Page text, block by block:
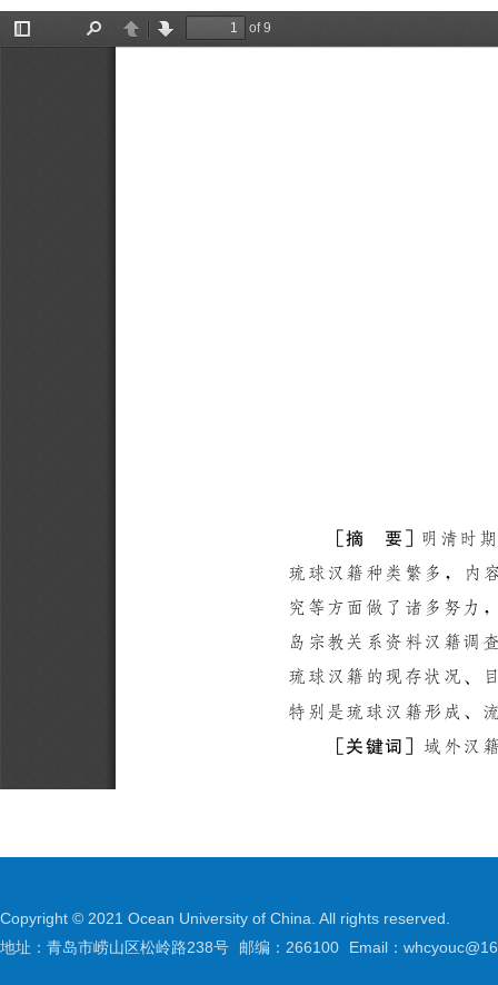
Copyright © 2021 Ocean University of China. All rights reserved.
地址：青岛市崂山区松岭路238号
邮编：266100 Email：